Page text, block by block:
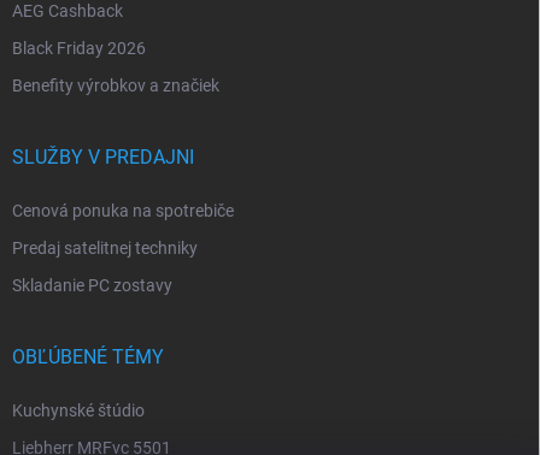
AEG Cashback
Black Friday 2026
Benefity výrobkov a značiek
SLUŽBY V PREDAJNI
Cenová ponuka na spotrebiče
Predaj satelitnej techniky
Skladanie PC zostavy
OBĽÚBENÉ TÉMY
Kuchynské štúdio
Liebherr MRFvc 5501